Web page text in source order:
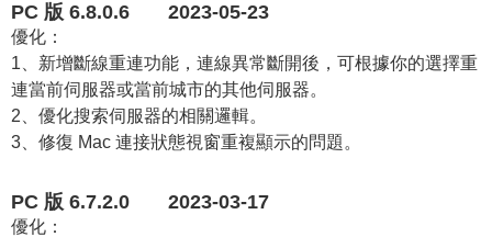
PC 版 6.8.0.6 2023-05-23
優化：
1、新增斷線重連功能，連線異常斷開後，可根據你的選擇重
連當前伺服器或當前城市的其他伺服器。
2、優化搜索伺服器的相關邏輯。
3、修復 Mac 連接狀態視窗重複顯示的問題。
PC 版 6.7.2.0 2023-03-17
優化：